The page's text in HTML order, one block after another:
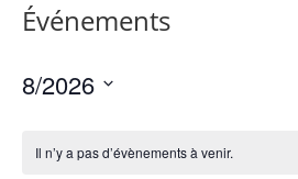
Événements
8/2026
date.
de
Il n’y a pas d’évènements à venir.